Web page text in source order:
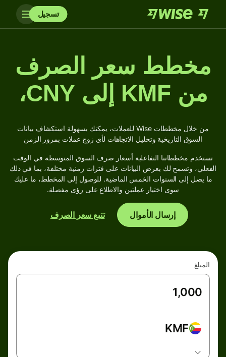
تسجيل
مخطط سعر الصرف
من KMF إلى CNY،
من خلال مخططات Wise للعملات، يمكنك بسهولة استكشاف بيانات
السوق التاريخية وتحليل الاتجاهات لأي زوج عملات بمرور الزمن
تستخدم مخططاتنا التفاعلية أسعار صرف السوق المتوسطة في الوقت
الفعلي، وتسمح لك بعرض البيانات على فترات زمنية مختلفة، بما في ذلك
ما يصل إلى السنوات الخمس الماضية. للوصول إلى المخطط، ما عليك
سوى اختيار عملتين والاطلاع على رؤى مفصلة.
إرسال الأموال تتبع سعر الصرف
المبلغ
KMF